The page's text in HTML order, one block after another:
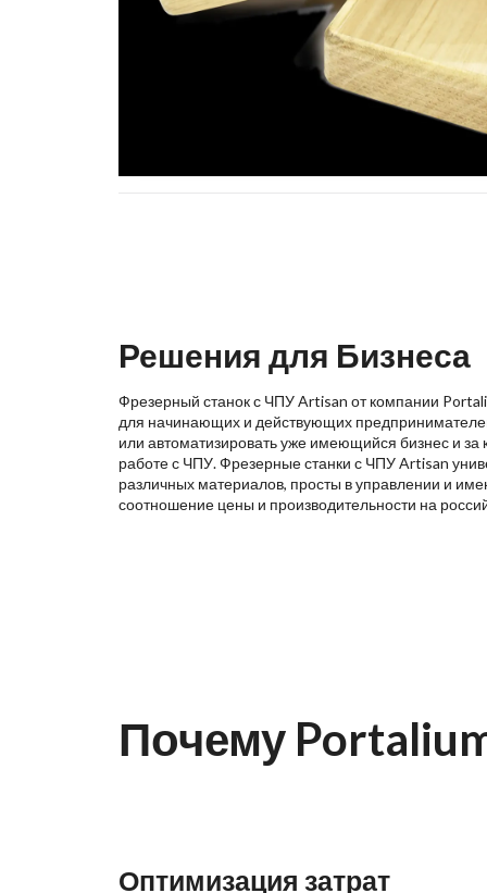
Решения для Бизнеса
Фрезерный станок с ЧПУ Artisan от компании
для начинающих и действующих
или автоматизировать уже имеющийся бизнес и за
работе с ЧПУ. Фрезерные станки с ЧПУ Artisan
различных материалов, просты в управлении и
соотношение цены и производительности на
Почему
Оптимизация затрат